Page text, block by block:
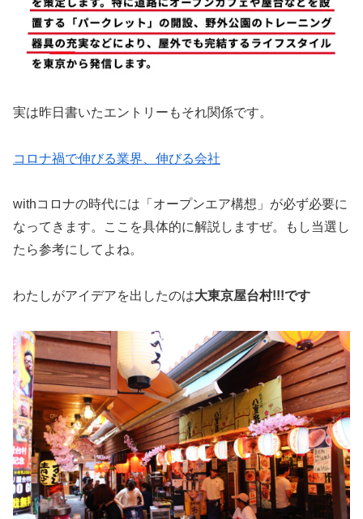
実は昨日書いたエントリーもそれ関係です。
コロナ禍で伸びる業界、伸びる会社
withコロナの時代には「オープンエア構想」が必ず必要に
なってきます。ここを具体的に解説しますぜ。もし当選し
たら参考にしてよね。
わたしがアイデアを出したのは大東京屋台村!!!です